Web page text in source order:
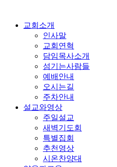
교회소개
인사말
교회연혁
담임목사소개
섬기는사람들
예배안내
오시는길
주차안내
설교와영상
주일설교
새벽기도회
특별집회
추천영상
시온찬양대